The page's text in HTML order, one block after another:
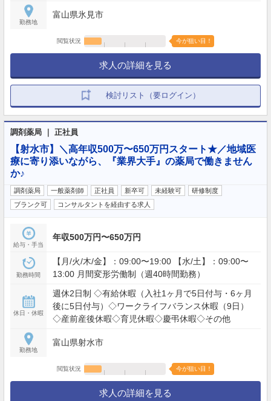
勤務地
富山県氷見市
閲覧状況 今が狙い目！
求人の詳細を見る
検討リスト（要ログイン）
調剤薬局 ｜ 正社員
【射水市】＼高年収500万〜650万円スタート★／地域医
療に寄り添いながら、『業界大手』の薬局で働きません
か♪
調剤薬局 一般薬剤師 正社員 新卒可 未経験可
研修制度
ブランク可
コンサルタントを経由する求人
給与・手当
年収500万円〜650万円
勤務時間
【月/火/木/金】：09:00〜19:00 【水/土】：09:00〜
13:00 月間変形労働制（週40時間勤務）
休日・休暇
週休2日制 ◇有給休暇（入社1ヶ月で5日付与・6ヶ月
後に5日付与）◇ワークライフバランス休暇（9日）
◇産前産後休暇◇育児休暇◇慶弔休暇◇その他
勤務地
富山県射水市
閲覧状況 今が狙い目！
求人の詳細を見る